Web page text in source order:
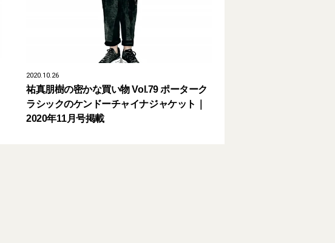
2020.10.26
祐真朋樹の密かな買い物 Vol.79 ポーターク
ラシックのケンドーチャイナジャケット｜
2020年11月号掲載